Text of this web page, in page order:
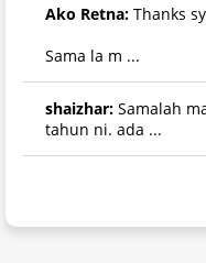
Ako Retna: Thanks
Sama la m ...
shaizhar: Samalah
tahun ni. ada ...